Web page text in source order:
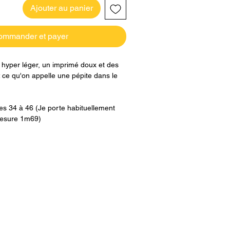
Ajouter au panier
et payer
léger, un imprimé doux et des
qu'on appelle une pépite dans le
34 à 46 (Je porte habituellement
1m69)